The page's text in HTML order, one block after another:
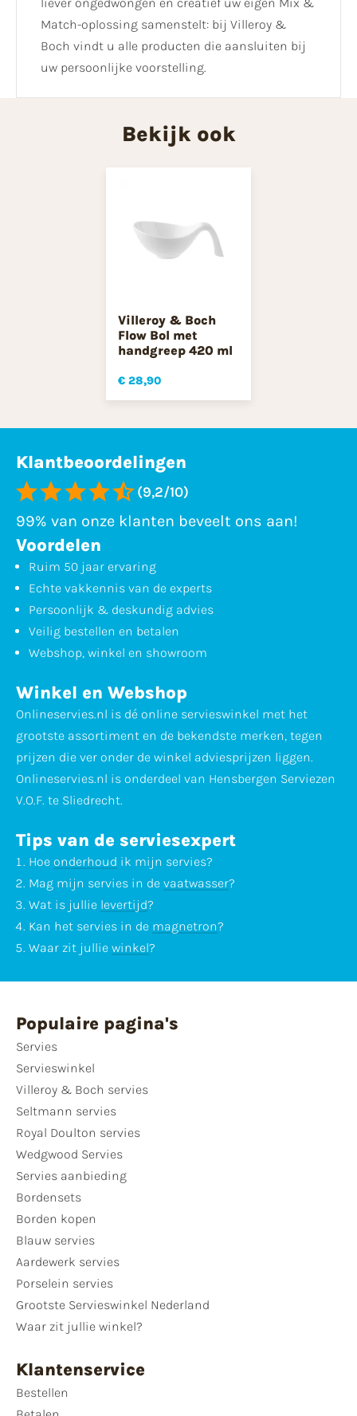
Match-oplossing samenstelt: bij Villeroy &
Boch vindt u alle producten die aansluiten bij
uw persoonlijke voorstelling.
Bekijk ook
Villeroy & Boch
Flow Bol met
handgreep 420 ml
€ 28,90
Klantbeoordelingen
(9,2/10)
99% van onze klanten beveelt ons aan!
Voordelen
Ruim 50 jaar ervaring
Echte vakkennis van de experts
Persoonlijk & deskundig advies
Veilig bestellen en betalen
Webshop, winkel en showroom
Winkel en Webshop
Onlineservies.nl is dé online servieswinkel met het
grootste assortiment en de bekendste merken, tegen
prijzen die ver onder de winkel adviesprijzen liggen.
Onlineservies.nl is onderdeel van Hensbergen Serviezen
V.O.F. te Sliedrecht.
Tips van de serviesexpert
Hoe onderhoud ik mijn servies?
Mag mijn servies in de vaatwasser?
Wat is jullie levertijd?
Kan het servies in de magnetron?
Waar zit jullie winkel?
Populaire pagina's
Servies
Servieswinkel
Villeroy & Boch servies
Seltmann servies
Royal Doulton servies
Wedgwood Servies
Servies aanbieding
Bordensets
Borden kopen
Blauw servies
Aardewerk servies
Porselein servies
Grootste Servieswinkel Nederland
Waar zit jullie winkel?
Klantenservice
Bestellen